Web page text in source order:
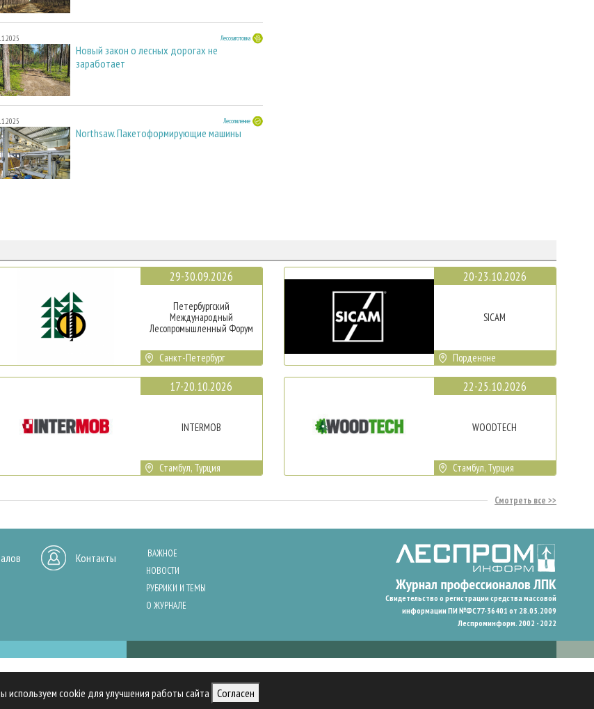
используем cookie для улучшения работы сайта Согласен
Лесозаготовка
Новый закон о лесных дорогах не
заработает
Лесопиление
Northsaw. Пакетоформирующие машины
29-30.09.2026
Петербургский
Международный
Лесопромышленный Форум
Санкт-Петербург
17-20.10.2026
INTERMOB
Стамбул, Турция
20-23.10.2026
SICAM
Порденоне
22-25.10.2026
WOODTECH
Стамбул, Турция
Смотреть все
Контакты
ВАЖНОЕ
НОВОСТИ
РУБРИКИ И ТЕМЫ
О ЖУРНАЛЕ
Свидетельство о регистрации средства массовой
информации ПИ №ФС77-36401 от 28.05.2009
Леспроминформ. 2002 - 2022
анализа трафика и персонализации контента. Cookies помогают нам запомнить ваши предпочтения и улучшить пользовательский